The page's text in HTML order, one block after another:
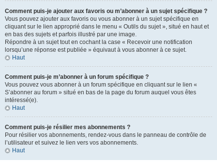
Comment puis-je ajouter aux favoris ou m’abonner à un sujet spécifique ?
Vous pouvez ajouter aux favoris ou vous abonner à un sujet spécifique en
cliquant sur le lien approprié dans le menu « Outils du sujet », situé en haut et
en bas des sujets et parfois illustré par une image.
Répondre à un sujet tout en cochant la case « Recevoir une notification
lorsqu’une réponse est publiée » équivaut à vous abonner à ce sujet.
Haut
Comment puis-je m’abonner à un forum spécifique ?
Vous pouvez vous abonner à un forum spécifique en cliquant sur le lien «
S’abonner au forum » situé en bas de la page du forum auquel vous êtes
intéressé(e).
Haut
Comment puis-je résilier mes abonnements ?
Pour résilier vos abonnements, rendez-vous dans le panneau de contrôle de
l’utilisateur et suivez le lien vers vos abonnements.
Haut